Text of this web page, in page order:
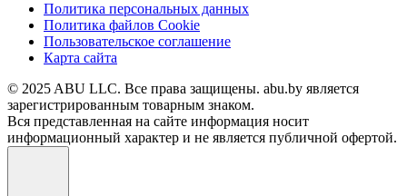
Политика персональных данных
Политика файлов Cookie
Пользовательское соглашение
Карта сайта
© 2025 ABU LLC. Все права защищены. abu.by является
зарегистрированным товарным знаком.
Вся представленная на сайте информация носит
информационный характер и не является публичной офертой.